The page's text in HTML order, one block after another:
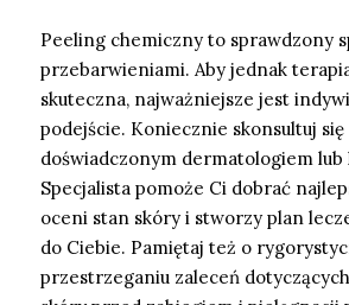
Peeling chemiczny to sprawdzony
przebarwieniami. Aby jednak
skuteczna, najważniejsze jest
podejście. Koniecznie skonsultuj się
doświadczonym dermatologiem
Specjalista pomoże Ci dobrać
oceni stan skóry i stworzy plan
do Ciebie. Pamiętaj też o
przestrzeganiu zaleceń